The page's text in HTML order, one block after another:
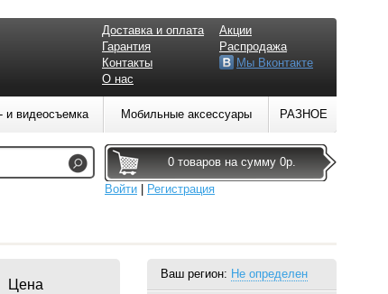
Ваш регион: Не определен
Цена
Доставка и оплата
Гарантия
Контакты
О нас
Акции
Распродажа
Мы Вконтакте
и видеосъемка Мобильные аксессуары РАЗНОЕ
0 товаров на сумму 0р.
Войти
Регистрация